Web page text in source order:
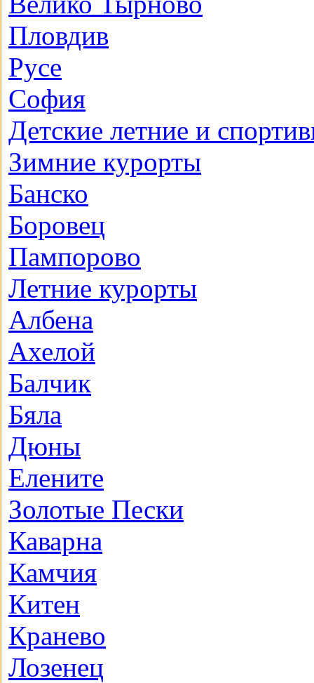
Пловдив
Русе
София
Детские летние и
Зимние курорты
Банско
Боровец
Пампорово
Летние курорты
Албена
Ахелой
Балчик
Бяла
Дюны
Елените
Золотые Пески
Каварна
Камчия
Китен
Кранево
Лозeнец